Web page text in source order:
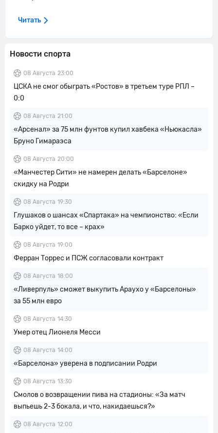
Новости спорта
08 Августа 23:00
ЦСКА не смог обыграть «Ростов» в третьем туре РПЛ –
0:0
08 Августа 21:00
«Арсенал» за 75 млн фунтов купил хавбека «Ньюкасла»
Бруно Гимараэса
08 Августа 20:00
«Манчестер Сити» не намерен делать «Барселоне»
скидку на Родри
08 Августа 19:30
Глушаков о шансах «Спартака» на чемпионство: «Если
Барко уйдет, то все – крах»
08 Августа 19:00
Ферран Торрес и ПСЖ согласовали контракт
08 Августа 18:00
«Ливерпуль» сможет выкупить Араухо у «Барселоны»
за 55 млн евро
08 Августа 14:30
Умер отец Лионеля Месси
08 Августа 14:00
«Барселона» уверена в подписании Родри
08 Августа 13:30
Смолов о возвращении пива на стадионы: «За матч
выпьешь 2-3 бокала, и что, накидаешься?»
08 Августа 12:00
Читать